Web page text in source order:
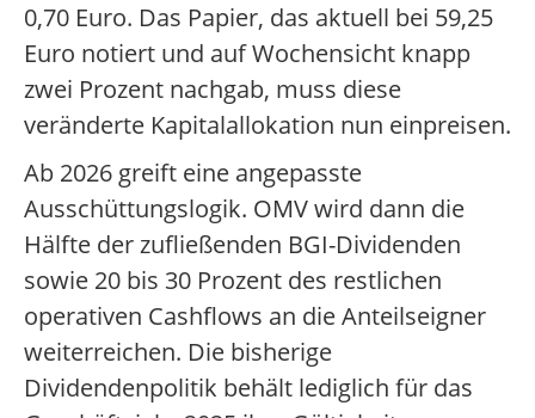
0,70 Euro. Das Papier, das aktuell bei 59,25
Euro notiert und auf Wochensicht knapp
zwei Prozent nachgab, muss diese
veränderte Kapitalallokation nun einpreisen.
Ab 2026 greift eine angepasste
Ausschüttungslogik. OMV wird dann die
Hälfte der zufließenden BGI-Dividenden
sowie 20 bis 30 Prozent des restlichen
operativen Cashflows an die Anteilseigner
weiterreichen. Die bisherige
Dividendenpolitik behält lediglich für das